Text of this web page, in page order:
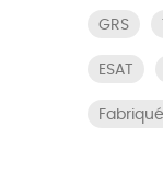
GRS
ESAT